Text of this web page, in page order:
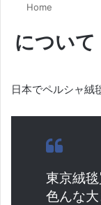
Home
について
日本でペルシャ絨
東京絨
色んな